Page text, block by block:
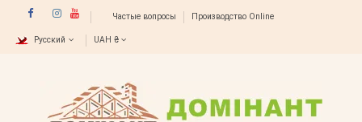
Частые вопросы Производство Online
Русский UAH ₴